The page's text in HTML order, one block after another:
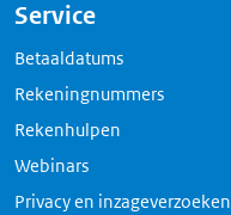
Service
Betaaldatums
Rekeningnummers
Rekenhulpen
Webinars
Privacy en inzageverzoeken